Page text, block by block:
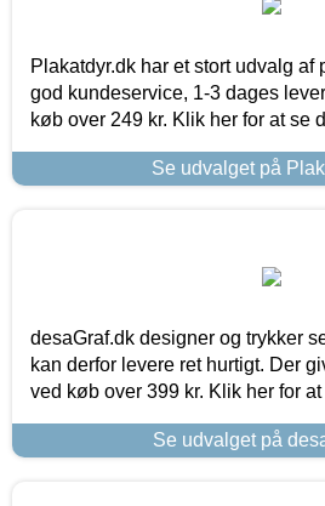
Plakatdyr.dk har et stort udvalg af
god kundeservice, 1-3 dages
køb over 249 kr. Klik her for at se
Se udvalget på
desaGraf.dk designer og trykker
kan derfor levere ret hurtigt. Der
ved køb over 399 kr. Klik her for
Se udvalget på